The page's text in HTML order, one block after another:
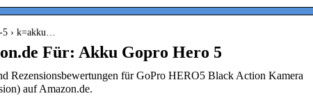
› k=akku…
Für: Akku Gopro Hero 5
Rezensionsbewertungen für GoPro HERO5 Black Action Kamera
auf Amazon.de.